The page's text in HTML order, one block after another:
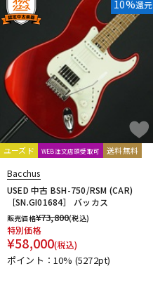
10%還元
ユーズド WEB注文店頭受取可 送料無料
Bacchus
USED 中古 BSH-750/RSM (CAR)
［SN.GI01684］ バッカス
販売価格¥73,800(税込)
特別価格
¥58,000(税込)
ポイント：10% (5272pt)